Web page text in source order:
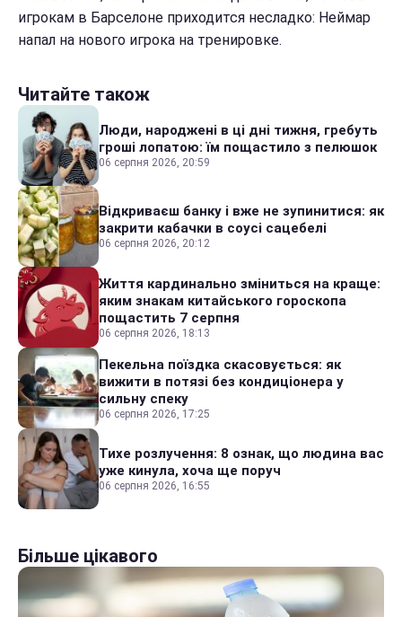
игрокам в Барселоне приходится несладко: Неймар
напал на нового игрока на тренировке.
Читайте також
Люди, народжені в ці дні тижня, гребуть
гроші лопатою: їм пощастило з пелюшок
06 серпня 2026, 20:59
Відкриваєш банку і вже не зупинитися: як
закрити кабачки в соусі сацебелі
06 серпня 2026, 20:12
Життя кардинально зміниться на краще:
яким знакам китайського гороскопа
пощастить 7 серпня
06 серпня 2026, 18:13
Пекельна поїздка скасовується: як
вижити в потязі без кондиціонера у
сильну спеку
06 серпня 2026, 17:25
Тихе розлучення: 8 ознак, що людина вас
уже кинула, хоча ще поруч
06 серпня 2026, 16:55
Більше цікавого